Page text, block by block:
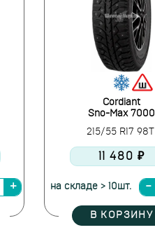
Cordiant
Sno-Max 7000
215/55 R17 98T
11 480 ₽
на складе > 10шт.
В КОРЗИНУ